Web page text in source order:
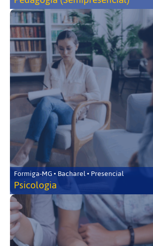
Formiga-MG • Bacharel • Presencial
Psicologia